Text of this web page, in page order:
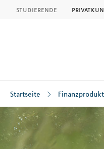
studierende
Startseite
Inhalt